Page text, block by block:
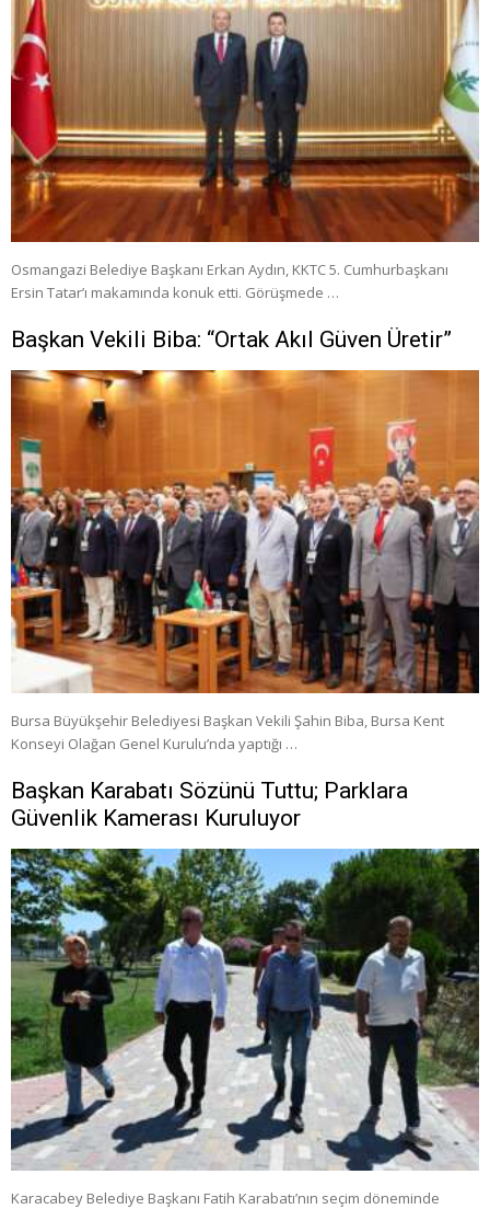
Osmangazi Belediye Başkanı Erkan Aydın, KKTC 5. Cumhurbaşkanı
Ersin Tatar’ı makamında konuk etti. Görüşmede …
Başkan Vekili Biba: “Ortak Akıl Güven Üretir”
Bursa Büyükşehir Belediyesi Başkan Vekili Şahin Biba, Bursa Kent
Konseyi Olağan Genel Kurulu’nda yaptığı …
Başkan Karabatı Sözünü Tuttu; Parklara
Güvenlik Kamerası Kuruluyor
Karacabey Belediye Başkanı Fatih Karabatı’nın seçim döneminde